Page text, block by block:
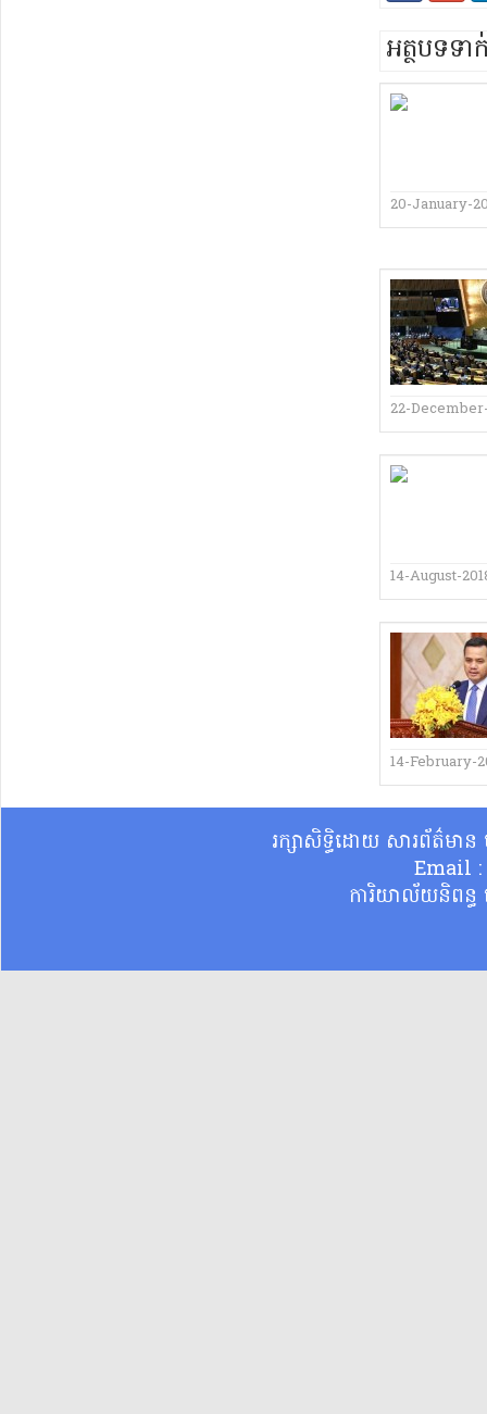
អត្ថបទទ
20-January-
22-
14-August-
14-February-
រក្សាសិទ្ធិដោយ សារព័ត៌មា
Email
ការិយាល័យនិពន្ធ